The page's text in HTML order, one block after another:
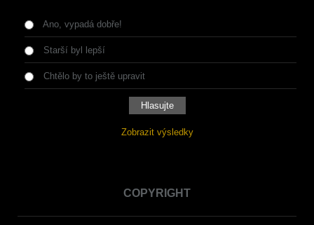
Ano, vypadá dobře!
Starší byl lepší
Chtělo by to ještě upravit
Zobrazit výsledky
COPYRIGHT